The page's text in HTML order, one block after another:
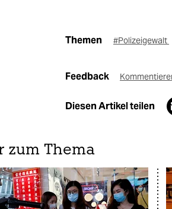
Themen #Polizeigewalt
Feedback
Diesen Artikel teilen
zum Thema